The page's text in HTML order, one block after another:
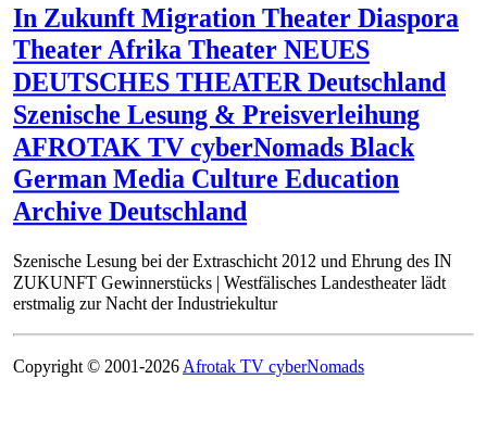
In Zukunft Migration Theater Diaspora
Theater Afrika Theater NEUES
DEUTSCHES THEATER Deutschland
Szenische Lesung & Preisverleihung
AFROTAK TV cyberNomads Black
German Media Culture Education
Archive Deutschland
Szenische Lesung bei der Extraschicht 2012 und Ehrung des IN
ZUKUNFT Gewinnerstücks | Westfälisches Landestheater lädt
erstmalig zur Nacht der Industriekultur
Copyright © 2001-2026 Afrotak TV cyberNomads